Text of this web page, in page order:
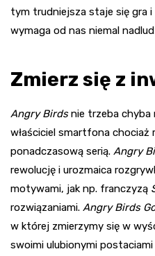
tym trudniejsza staje się gra
wymaga od nas niemal
Zmierz się z
Angry Birdsnie trzeba chyba
właściciel smartfona chociaż
ponadczasową serią. Angry
rewolucję i urozmaica
motywami, jak np. franczyzą
rozwiązaniami. Angry Birds
w której zmierzymy się w
swoimi ulubionymi